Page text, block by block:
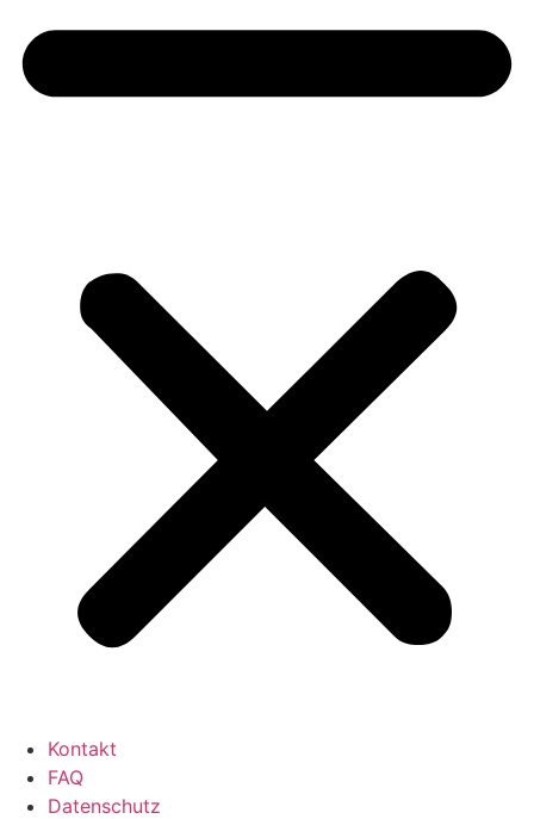
Kontakt
FAQ
Datenschutz